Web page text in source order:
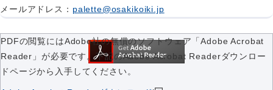
メールアドレス ： palette@osakikoiki.jp
PDFの閲覧にはAdobe社の無償のソフトウェア「Adobe Acrobat
Reader」が必要です。下記のAdobe Acrobat Readerダウンロー
ドページから入手してください。